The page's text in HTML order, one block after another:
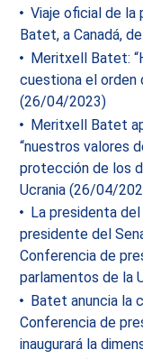
Viaje oficial de la
Batet, a Canadá,
Meritxell Batet:
cuestiona el orden
(26/04/2023)
Meritxell Batet
“nuestros valores
protección de los
Ucrania (26/04/
La presidenta
presidente del
Conferencia de
parlamentos de la
Batet anuncia la
Conferencia de
inaugurará la